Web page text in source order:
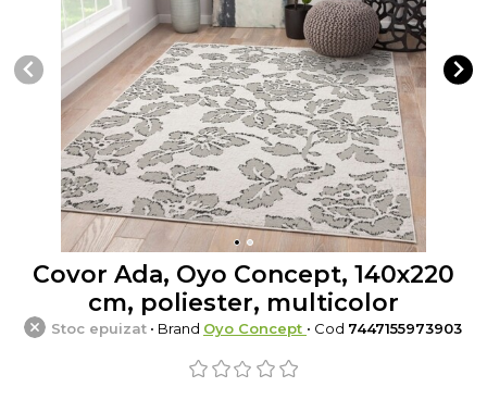
Covor Ada, Oyo Concept, 140x220
cm, poliester, multicolor
Stoc epuizat • Brand Oyo Concept • Cod 7447155973903